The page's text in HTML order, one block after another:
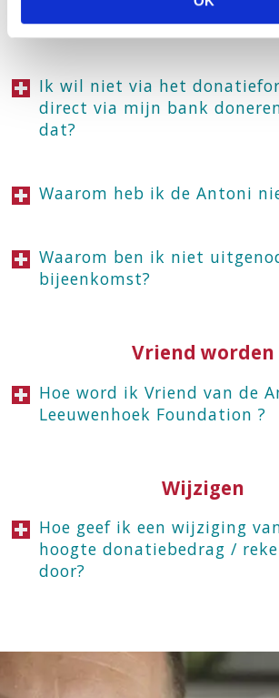
c
e
Kan ik mijn online donatie
Ik wil niet via het
direct via mijn bank
dat?
Waarom heb ik de Antoni
Waarom ben ik niet
bijeenkomst?
Vriend worden
Hoe word ik Vriend van de
Leeuwenhoek Foundation ?
Wijzigen
Hoe geef ik een wijziging
hoogte donatiebedrag /
door?